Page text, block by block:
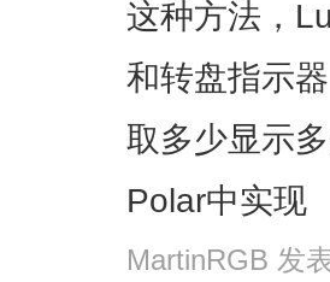
这种方法，
和转盘指示
取多少显示
Polar中实现
MartinRGB 发